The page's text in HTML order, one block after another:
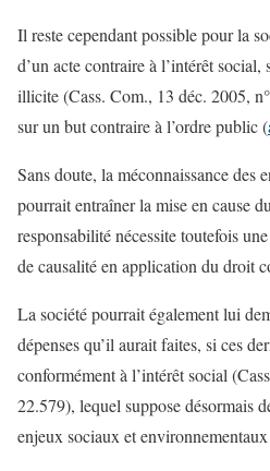
Il reste cependant possible pour la
d’un acte contraire à l’intérêt social,
illicite (Cass. Com., 13 déc. 2005,
sur un but contraire à l’ordre public (
Sans doute, la méconnaissance des
pourrait entraîner la mise en cause
responsabilité nécessite toutefois
de causalité en application du droit
La société pourrait également lui
dépenses qu’il aurait faites, si ces
conformément à l’intérêt social
22.579), lequel suppose désormais
enjeux sociaux et